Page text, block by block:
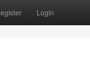
Login